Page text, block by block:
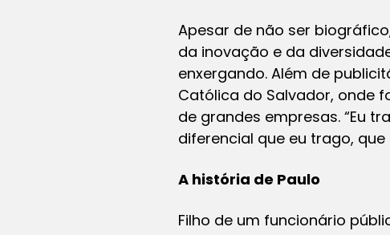
Apesar de não ser
da inovação e da
enxergando. Além de
Católica do Salvador, onde
de grandes empresas. “Eu
diferencial que eu trago,
A história de Paulo
Filho de um funcionário